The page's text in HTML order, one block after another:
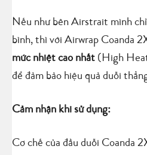
Nếu như bên Airstrait mình
bình, thì với Airwrap Coanda
mức nhiệt cao nhất (High
để đảm bảo hiệu quả duỗi
Cảm nhận khi sử dụng:
Cơ chế của đầu duỗi Coanda